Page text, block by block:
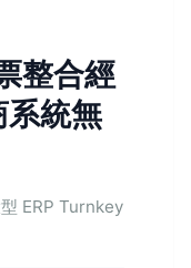
整合經
系統無
ERP Turnkey